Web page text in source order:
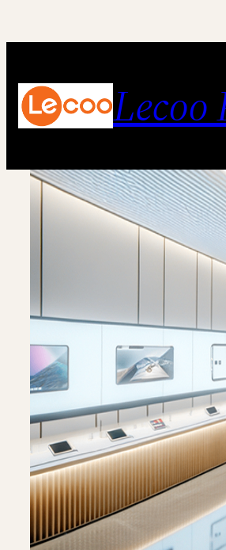
至
容
Lecoo